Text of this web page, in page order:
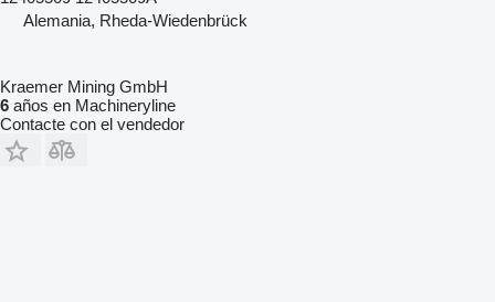
Alemania, Rheda-Wiedenbrück
Kraemer Mining GmbH
6 años en Machineryline
Contacte con el vendedor